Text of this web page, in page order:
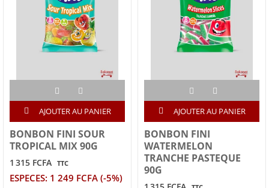
AJOUTER AU PANIER
BONBON FINI SOUR
TROPICAL MIX 90G
1 315 FCFA TTC
ESPECES: 1 249 FCFA (-5%)
AJOUTER AU PANIER
BONBON FINI
WATERMELON
TRANCHE PASTEQUE
90G